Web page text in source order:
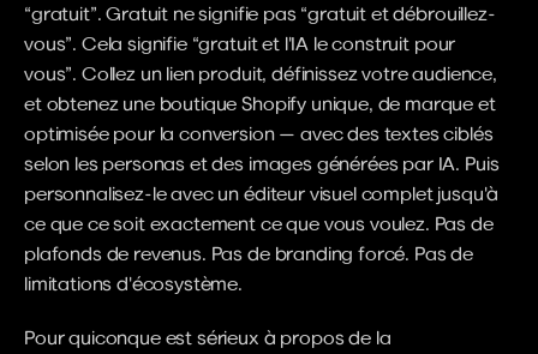
“gratuit”. Gratuit ne signifie pas “gratuit et débrouillez-
vous”. Cela signifie “gratuit et l'IA le construit pour
vous”. Collez un lien produit, définissez votre audience,
et obtenez une boutique Shopify unique, de marque et
optimisée pour la conversion — avec des textes ciblés
selon les personas et des images générées par IA. Puis
personnalisez-le avec un éditeur visuel complet jusqu'à
ce que ce soit exactement ce que vous voulez. Pas de
plafonds de revenus. Pas de branding forcé. Pas de
limitations d'écosystème.
Pour quiconque est sérieux à propos de la